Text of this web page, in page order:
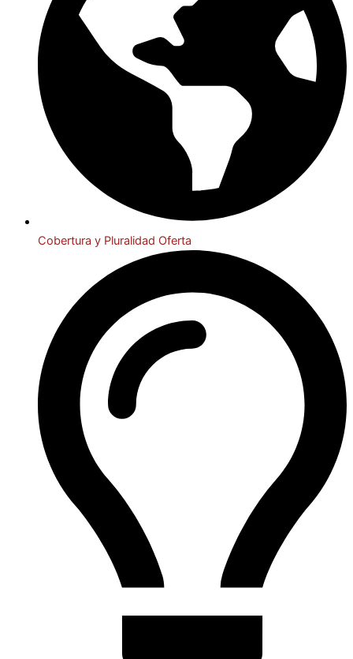
Cobertura y Pluralidad Oferta